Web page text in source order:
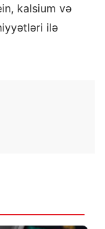
kalsium və
ilə